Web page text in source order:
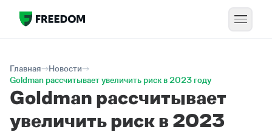
Главная
Новости
Goldman рассчитывает увеличить риск в 2023 году
Goldman рассчитывает
увеличить риск в 2023